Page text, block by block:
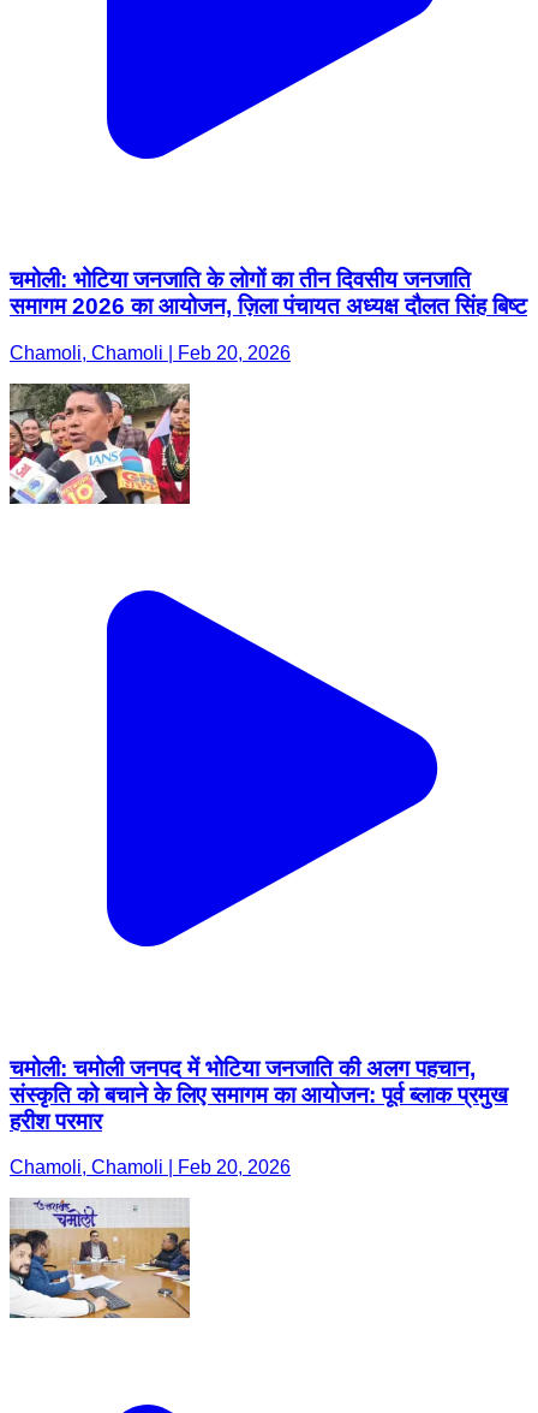
चमोली: भोटिया जनजाति के लोगों का तीन दिवसीय जनजाति
समागम 2026 का आयोजन, ज़िला पंचायत अध्यक्ष दौलत सिंह बिष्ट
Chamoli, Chamoli | Feb 20, 2026
चमोली: चमोली जनपद में भोटिया जनजाति की अलग पहचान,
संस्कृति को बचाने के लिए समागम का आयोजन: पूर्व ब्लाक प्रमुख
हरीश परमार
Chamoli, Chamoli | Feb 20, 2026